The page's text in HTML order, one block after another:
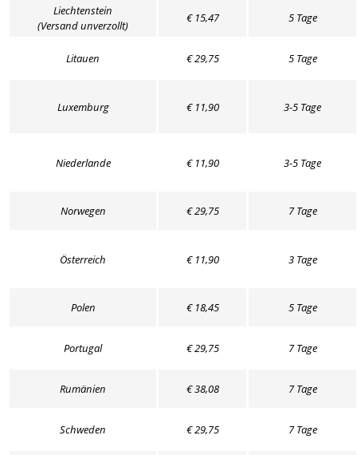
Liechtenstein
(Versand unverzollt)
€ 15,47 5 Tage
Litauen € 29,75 5 Tage
Luxemburg € 11,90 3-5 Tage
Niederlande € 11,90 3-5 Tage
Norwegen € 29,75 7 Tage
Österreich € 11,90 3 Tage
Polen € 18,45 5 Tage
Portugal € 29,75 7 Tage
Rumänien € 38,08 7 Tage
Schweden € 29,75 7 Tage